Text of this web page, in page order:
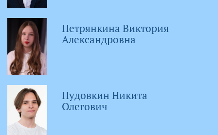
Петрянкина Виктория
Александровна
Пудовкин Никита
Олегович